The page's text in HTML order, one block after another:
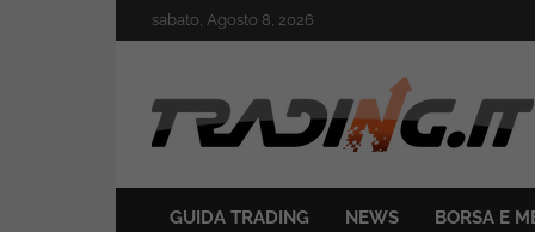
to
sabato, Agosto 8, 2026
Trading.it
GUIDA TRADING NEWS BORSA E